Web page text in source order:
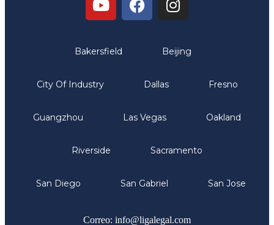
Bakersfield Beijing
City Of Industry Dallas Fresno
Guangzhou Las Vegas Oakland
Riverside Sacramento
San Diego San Gabriel San Jose
Correo: info@ligalegal.com